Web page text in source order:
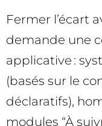
Fermer l’écart
demande une
applicative :
(basés sur le
déclaratifs),
modules “À